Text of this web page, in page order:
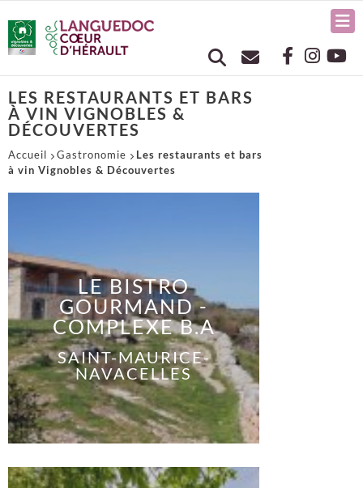
LES RESTAURANTS ET BARS
À VIN VIGNOBLES &
DÉCOUVERTES
Accueil Gastronomie
Les restaurants et bars
à vin Vignobles & Découvertes
LE BISTRO
GOURMAND -
COMPLEXE B.A
SAINT-MAURICE-
NAVACELLES